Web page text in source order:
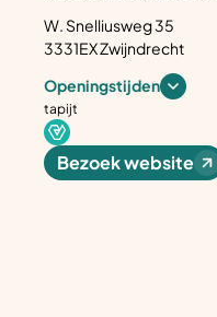
W. Snelliusweg 35
3331EX Zwijndrecht
Openingstijden
tapijt
Bezoek website